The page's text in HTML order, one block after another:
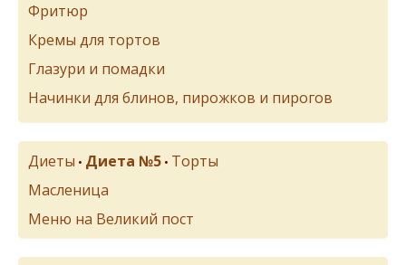
Фритюр
Кремы для тортов
Глазури и помадки
Начинки для блинов, пирожков и пирогов
Диеты • Диета №5 • Торты
Масленица
Меню на Великий пост